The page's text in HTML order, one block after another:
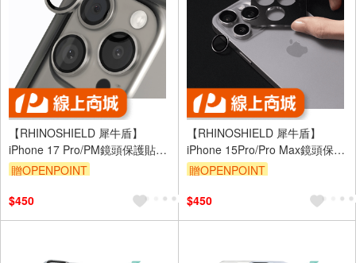
【RHINOSHIELD 犀牛盾】
iPhone 17 Pro/PM鏡頭保護貼-
鈦
贈OPENPOINT
$450
【RHINOSHIELD 犀牛盾】
iPhone 15Pro/Pro Max鏡頭保護
貼-黑
贈OPENPOINT
$450